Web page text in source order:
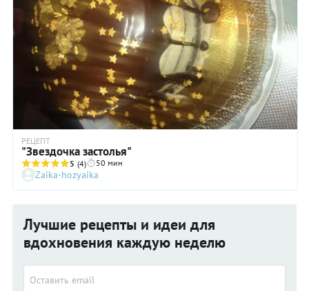
РЕЦЕПТ
"Звездочка застолья"
5 (4) 50 мин
Zaika-hozyaika
Лучшие рецепты и идеи для
вдохновения каждую неделю